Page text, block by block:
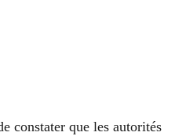
constater que les autorités